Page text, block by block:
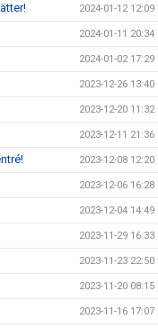
2024-01-12 12:09
2024-01-11 20:34
2024-01-02 17:29
2023-12-26 13:40
2023-12-20 11:32
2023-12-11 21:36
2023-12-08 12:20
2023-12-06 16:28
2023-12-04 14:49
2023-11-29 16:33
2023-11-23 22:50
2023-11-20 08:15
2023-11-16 17:07